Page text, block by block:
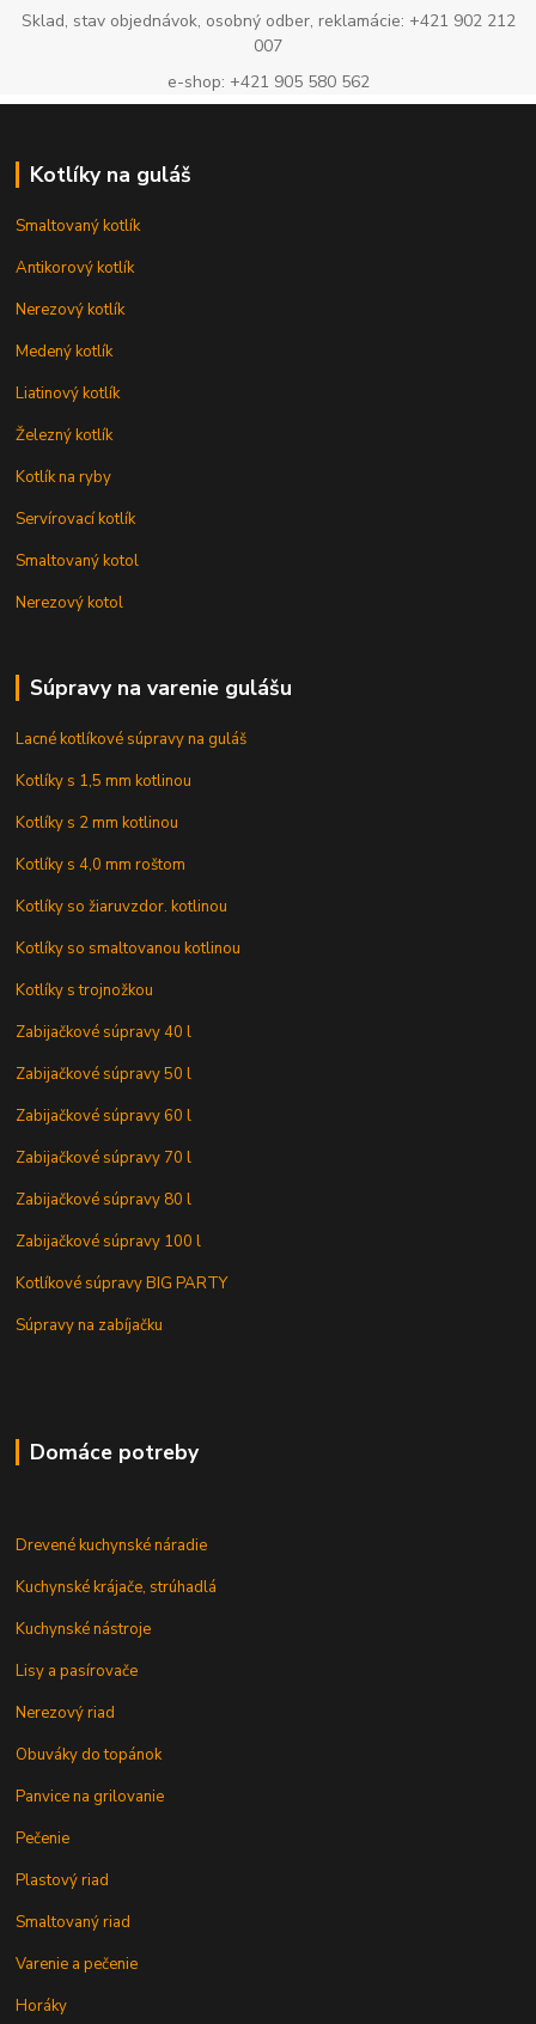
Sklad, stav objednávok, osobný odber, reklamácie: +421 902 212
007
e-shop: +421 905 580 562
Kotlíky na guláš
Smaltovaný kotlík
Antikorový kotlík
Nerezový kotlík
Medený kotlík
Liatinový kotlík
Železný kotlík
Kotlík na ryby
Servírovací kotlík
Smaltovaný kotol
Nerezový kotol
Súpravy na varenie gulášu
Lacné kotlíkové súpravy na guláš
Kotlíky s 1,5 mm kotlinou
Kotlíky s 2 mm kotlinou
Kotlíky s 4,0 mm roštom
Kotlíky so žiaruvzdor. kotlinou
Kotlíky so smaltovanou kotlinou
Kotlíky s trojnožkou
Zabijačkové súpravy 40 l
Zabijačkové súpravy 50 l
Zabijačkové súpravy 60 l
Zabijačkové súpravy 70 l
Zabijačkové súpravy 80 l
Zabijačkové súpravy 100 l
Kotlíkové súpravy BIG PARTY
Súpravy na zabíjačku
Domáce potreby
Drevené kuchynské náradie
Kuchynské krájače, strúhadlá
Kuchynské nástroje
Lisy a pasírovače
Nerezový riad
Obuváky do topánok
Panvice na grilovanie
Pečenie
Plastový riad
Smaltovaný riad
Varenie a pečenie
Horáky